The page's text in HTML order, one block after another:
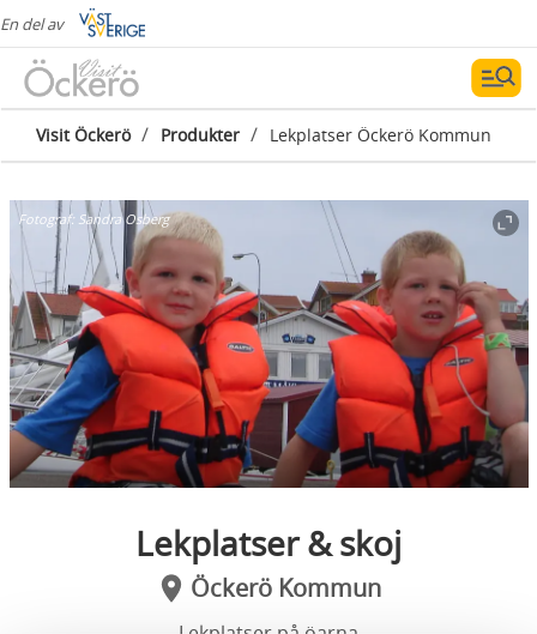
En del av
Visit Öckerö / Produkter / Lekplatser Öckerö Kommun
Fotograf: Sandra Osberg
Lekplatser & skoj
Öckerö Kommun